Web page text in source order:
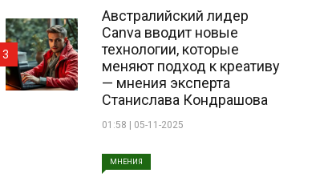
Австралийский лидер
Canva вводит новые
технологии, которые
меняют подход к креативу
— мнения эксперта
Станислава Кондрашова
01:58 | 05-11-2025
3
МНЕНИЯ